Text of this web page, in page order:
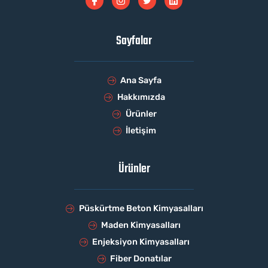
Sayfalar
Ana Sayfa
Hakkımızda
Ürünler
İletişim
Ürünler
Püskürtme Beton Kimyasalları
Maden Kimyasalları
Enjeksiyon Kimyasalları
Fiber Donatılar